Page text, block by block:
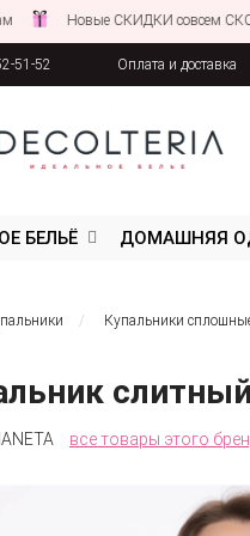
СКИДКИ совсем СКОРО!
51-52 Оплата и доставка
БЕЛЬЁ ДОМАШНЯЯ
Купальники
все товары этого